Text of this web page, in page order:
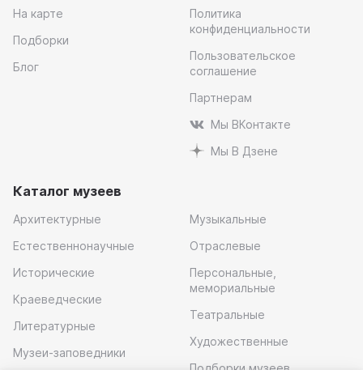
На карте
Подборки
Блог
Политика
конфиденциальности
Пользовательское
соглашение
Партнерам
Мы ВКонтакте
Мы В Дзене
Каталог музеев
Архитектурные
Естественнонаучные
Исторические
Краеведческие
Литературные
Музеи-заповедники
Музыкальные
Отраслевые
Персональные,
мемориальные
Театральные
Художественные
Подборки музеев